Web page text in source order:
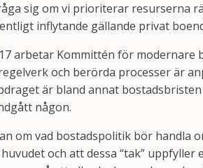
sig om vi prioriterar resurserna
inflytande gällande privat
arbetar Kommittén för
och berörda processer är
är bland annat
någon.
om vad bostadspolitik bör handla
och att dessa “tak”